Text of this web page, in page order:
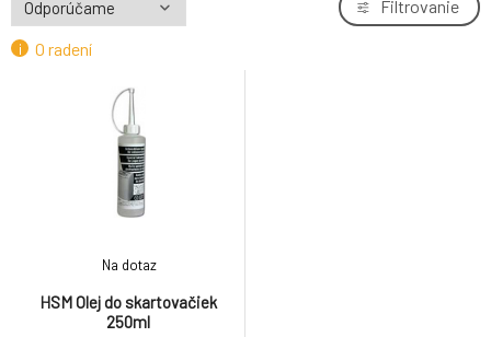
O radení
Filtrovanie
HSM Olej do skartovačiek
250ml
Na dotaz